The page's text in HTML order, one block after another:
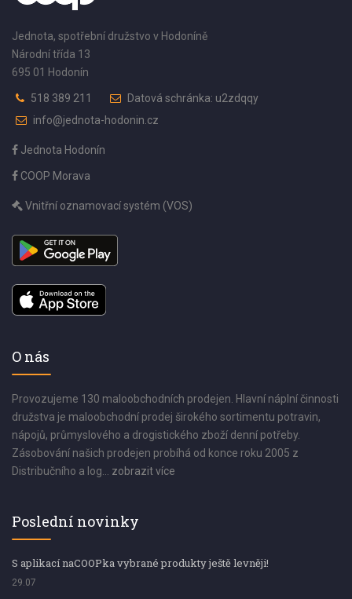
Jednota, spotřební družstvo v Hodoníně
Národní třída 13
695 01 Hodonín
518 389 211
Datová schránka: u2zdqqy
info@jednota-hodonin.cz
Jednota Hodonín
COOP Morava
Vnitřní oznamovací systém (VOS)
O nás
Provozujeme 130 maloobchodních prodejen. Hlavní náplní činnosti
družstva je maloobchodní prodej širokého sortimentu potravin,
nápojů, průmyslového a drogistického zboží denní potřeby.
Zásobování našich prodejen probíhá od konce roku 2005 z
Distribučního a log... zobrazit více
Poslední novinky
S aplikací naCOOPka vybrané produkty ještě levněji!
29.07